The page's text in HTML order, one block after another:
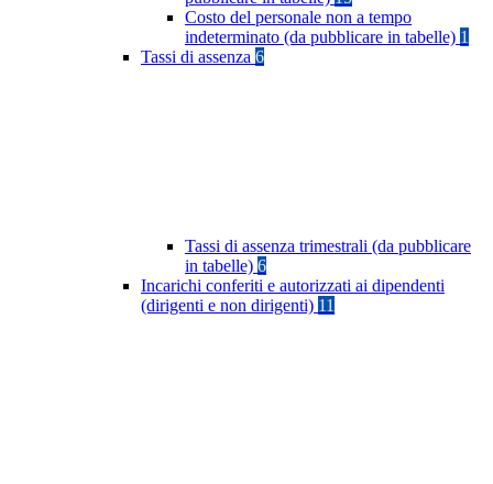
Costo del personale non a tempo
indeterminato (da pubblicare in tabelle) 1
Tassi di assenza 6
Tassi di assenza trimestrali (da pubblicare
in tabelle) 6
Incarichi conferiti e autorizzati ai dipendenti
(dirigenti e non dirigenti) 11